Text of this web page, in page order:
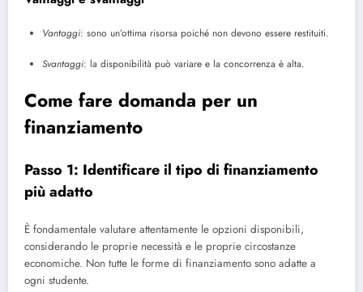
Vantaggi: sono un’ottima risorsa poiché non devono essere restituiti.
Svantaggi: la disponibilità può variare e la concorrenza è alta.
Come fare domanda per un
finanziamento
Passo 1: Identificare il tipo di finanziamento
più adatto
È fondamentale valutare attentamente le opzioni disponibili,
considerando le proprie necessità e le proprie circostanze
economiche. Non tutte le forme di finanziamento sono adatte a
ogni studente.